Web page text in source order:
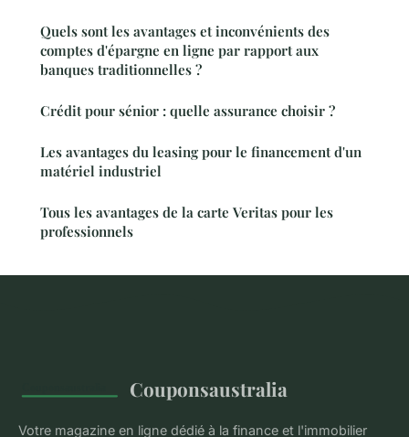
Quels sont les avantages et inconvénients des
comptes d'épargne en ligne par rapport aux
banques traditionnelles ?
Crédit pour sénior : quelle assurance choisir ?
Les avantages du leasing pour le financement d'un
matériel industriel
Tous les avantages de la carte Veritas pour les
professionnels
Couponsaustralia
Votre magazine en ligne dédié à la finance et l'immobilier